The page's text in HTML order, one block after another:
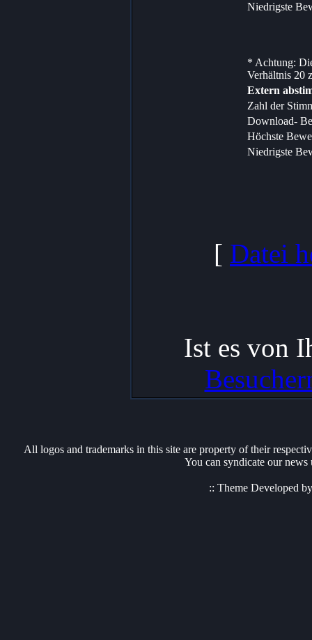
Niedrigste
* Achtung:
Verhältnis 20
Extern
Zahl der
Download-
Höchste
Niedrigste
[ Datei
Ist es von
All logos and trademarks in this site are property of their
You can syndicate our
:: Theme Developed